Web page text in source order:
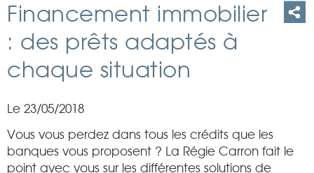
Financement immobilier
: des prêts adaptés à
chaque situation
Le 23/05/2018
Vous vous perdez dans tous les crédits que les
banques vous proposent ? La Régie Carron fait le
point avec vous sur les différentes solutions de